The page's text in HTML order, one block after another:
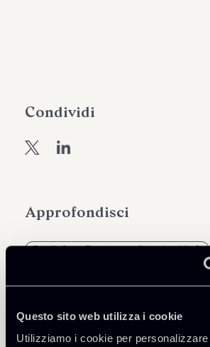
Questo sito web utilizza i cookie
Utilizziamo i cookie per
Approfondisci
Public Law, Regulatory & Authorities
Condividi
Torna agli